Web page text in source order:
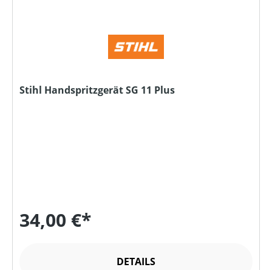
Stihl Handspritzgerät SG 11 Plus
34,00 €*
DETAILS